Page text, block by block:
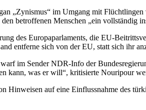
„Zynismus“ im Umgang mit
betroffenen Menschen „ein vollständig
des Europaparlaments, die EU-
entferne sich von der EU, statt sich ihr
im Sender NDR-Info der
kann, was er will“, kritisierte Nouripour
Hinweisen auf eine Einflussnahme des